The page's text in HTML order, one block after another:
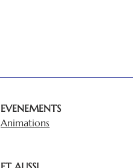
EVENEMENTS
Animations